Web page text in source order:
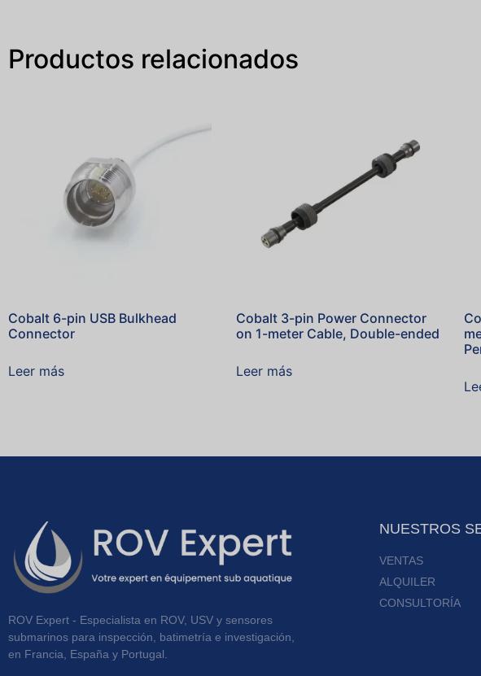
Productos relacionados
Cobalt 6-pin USB Bulkhead
Connector
Leer más
Cobalt 3-pin Power Connector
on 1-meter Cable, Double-ended
Leer más
ROV Expert - Especialista en ROV, USV y sensores
submarinos para inspección, batimetría e investigación,
en Francia, España y Portugal.
NUESTROS
VENTAS
ALQUILER
CONSULTORÍA